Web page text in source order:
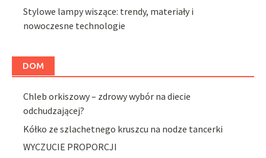
Stylowe lampy wiszące: trendy, materiały i
nowoczesne technologie
DOM
Chleb orkiszowy – zdrowy wybór na diecie
odchudzającej?
Kółko ze szlachetnego kruszcu na nodze tancerki
WYCZUCIE PROPORCJI